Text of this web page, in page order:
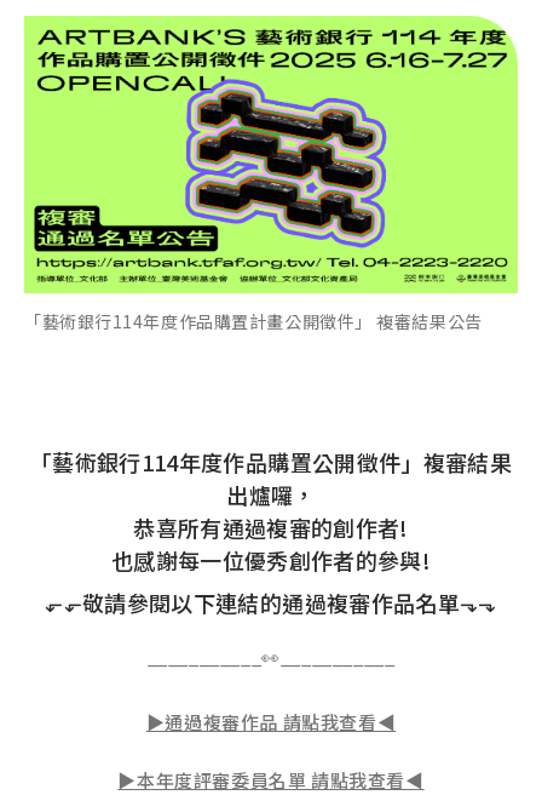
「藝術銀行114年度作品購置計畫公開徵件」 複審結果公告
「藝術銀行114年度作品購置公開徵件」複審結果
出爐囉，
恭喜所有通過複審的創作者!
也感謝每一位優秀創作者的參與!
⬐⬐敬請參閱以下連結的通過複審作品名單⬎⬎
___________👀___________
▶通過複審作品 請點我查看◀
▶本年度評審委員名單 請點我查看◀